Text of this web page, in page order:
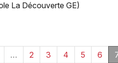
La Découverte GE)
… 2 3 4 5 6